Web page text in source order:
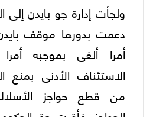
ولجأت إدارة جو بايدن إلى
دعمت بدورها موقف
أمرا ألغى بموجبه
الاستئناف الأدنى بمنع
من قطع حواجز